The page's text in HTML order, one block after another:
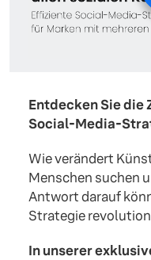
Entdecken Sie die
Social-Media-
Wie verändert
Menschen suchen
Antwort darauf
Strategie
In unserer